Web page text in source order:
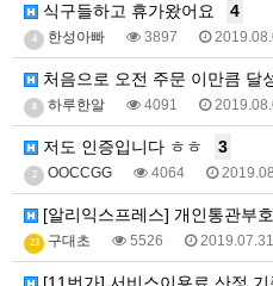
식구들하고 휴가왔어요 4
4 한성아빠 3897
처음으로 오전 주문 이만큼 달
하루한알 4091
저도 인증입니다 ㅎㅎ 3
2 OOCCGG 4064
[알리익스프레스] 개인통관부
23 구대초 5526 2019.07.31